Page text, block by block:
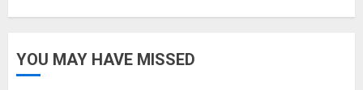
YOU MAY HAVE MISSED